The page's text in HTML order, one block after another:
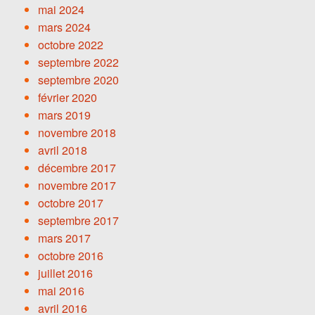
mai 2024
mars 2024
octobre 2022
septembre 2022
septembre 2020
février 2020
mars 2019
novembre 2018
avril 2018
décembre 2017
novembre 2017
octobre 2017
septembre 2017
mars 2017
octobre 2016
juillet 2016
mai 2016
avril 2016